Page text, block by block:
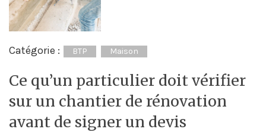
Catégorie : BTP Maison
Ce qu’un particulier doit vérifier
sur un chantier de rénovation
avant de signer un devis